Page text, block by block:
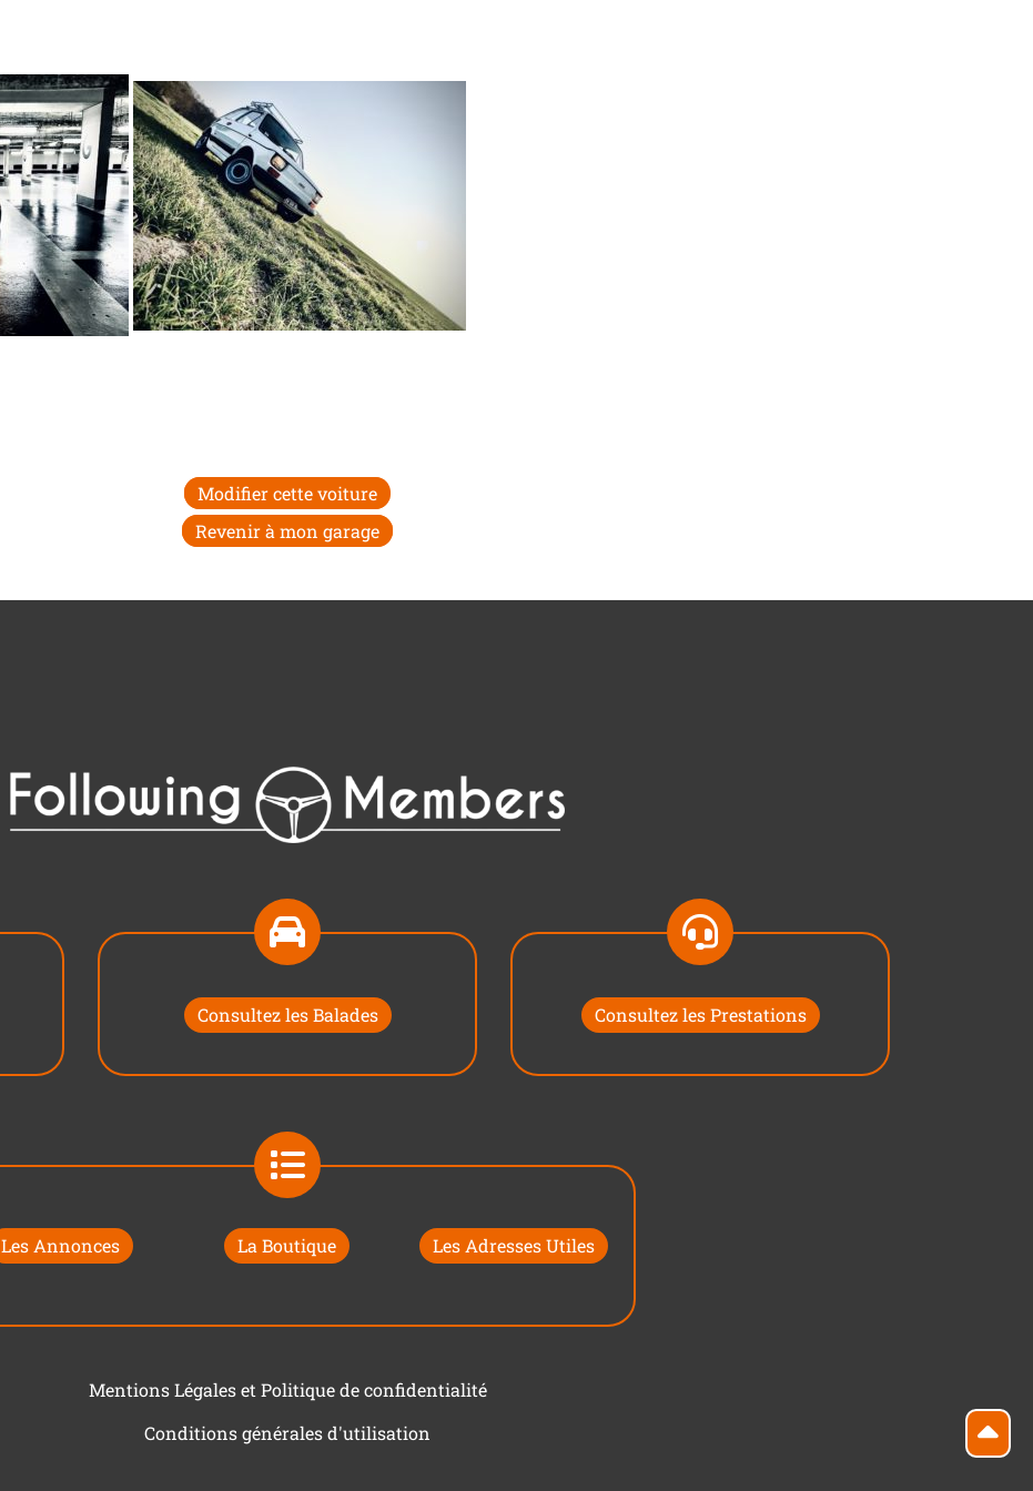
Modifier cette voiture
Revenir à mon garage
Consultez les Balades Consultez les Prestations
Les Annonces La Boutique Les Adresses Utiles
Mentions Légales et Politique de confidentialité
Conditions générales d'utilisation